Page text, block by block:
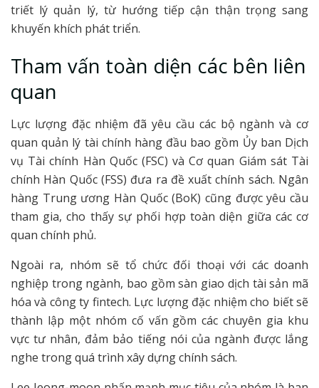
triết lý quản lý, từ hướng tiếp cận thận trọng sang
khuyến khích phát triển.
Tham vấn toàn diện các bên liên
quan
Lực lượng đặc nhiệm đã yêu cầu các bộ ngành và cơ
quan quản lý tài chính hàng đầu bao gồm Ủy ban Dịch
vụ Tài chính Hàn Quốc (FSC) và Cơ quan Giám sát Tài
chính Hàn Quốc (FSS) đưa ra đề xuất chính sách. Ngân
hàng Trung ương Hàn Quốc (BoK) cũng được yêu cầu
tham gia, cho thấy sự phối hợp toàn diện giữa các cơ
quan chính phủ.
Ngoài ra, nhóm sẽ tổ chức đối thoại với các doanh
nghiệp trong ngành, bao gồm sàn giao dịch tài sản mã
hóa và công ty fintech. Lực lượng đặc nhiệm cho biết sẽ
thành lập một nhóm cố vấn gồm các chuyên gia khu
vực tư nhân, đảm bảo tiếng nói của ngành được lắng
nghe trong quá trình xây dựng chính sách.